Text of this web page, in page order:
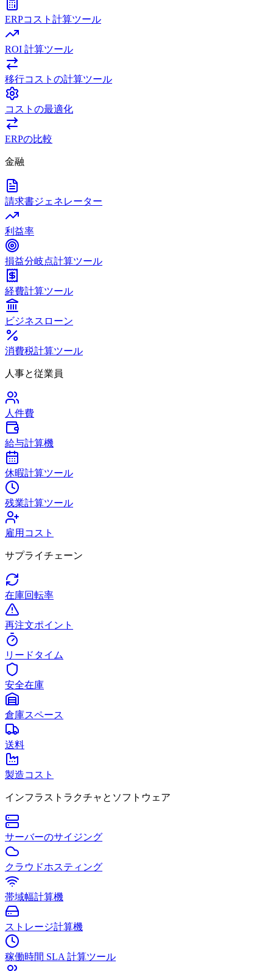
ERPコスト計算ツール
ROI 計算ツール
移行コストの計算ツール
コストの最適化
ERPの比較
金融
請求書ジェネレーター
利益率
損益分岐点計算ツール
経費計算ツール
ビジネスローン
消費税計算ツール
人事と従業員
人件費
給与計算機
休暇計算ツール
残業計算ツール
雇用コスト
サプライチェーン
在庫回転率
再注文ポイント
リードタイム
安全在庫
倉庫スペース
送料
製造コスト
インフラストラクチャとソフトウェア
サーバーのサイジング
クラウドホスティング
帯域幅計算機
ストレージ計算機
稼働時間 SLA 計算ツール